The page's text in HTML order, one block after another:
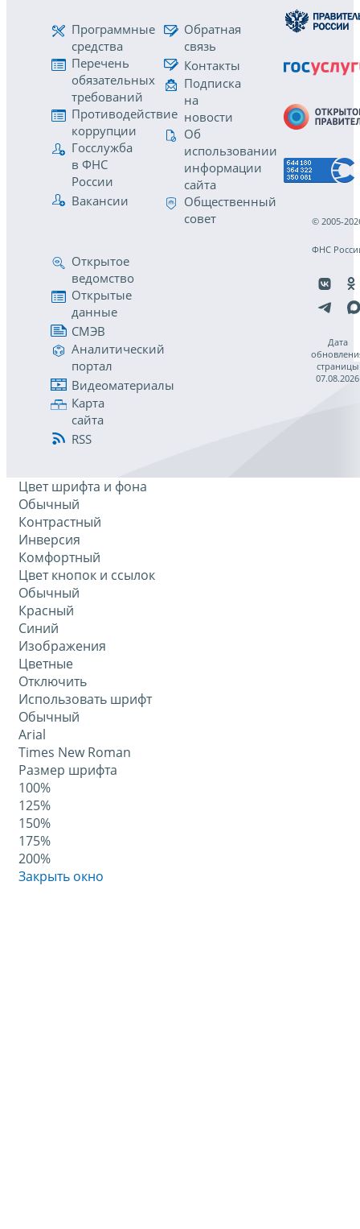
Программные
средства
Перечень
обязательных
требований
Противодействие
коррупции
Госслужба
в ФНС
России
Вакансии
Обратная
связь
Контакты
Подписка
на
новости
Об
использовании
информации
сайта
Общественный
совет
Открытое
ведомство
Открытые
данные
СМЭВ
Аналитический
портал
Видеоматериалы
Карта
сайта
RSS
© 2005-
ФНС
Дата
страницы
07.08.2026
Цвет шрифта и фона
Обычный
Контрастный
Инверсия
Комфортный
Цвет кнопок и ссылок
Обычный
Красный
Синий
Изображения
Цветные
Отключить
Использовать шрифт
Обычный
Arial
Times New Roman
Размер шрифта
100%
125%
150%
175%
200%
Закрыть окно